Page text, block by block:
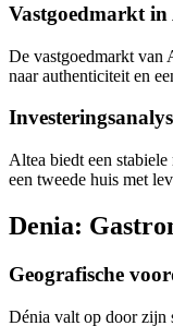
Vastgoedmarkt in
De vastgoedmarkt van
naar authenticiteit en
Altea biedt een
een tweede huis met
Denia:
Geografische
Dénia valt op door zijn